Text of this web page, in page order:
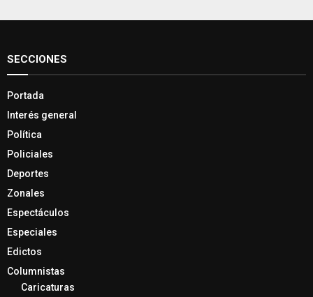
SECCIONES
Portada
Interés general
Política
Policiales
Deportes
Zonales
Espectáculos
Especiales
Edictos
Columnistas
Caricaturas